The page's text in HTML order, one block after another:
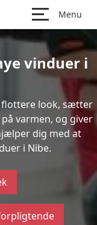
Menu
vinduer i
flottere look, sætter
varmen, og giver
dig med at
i Nibe.